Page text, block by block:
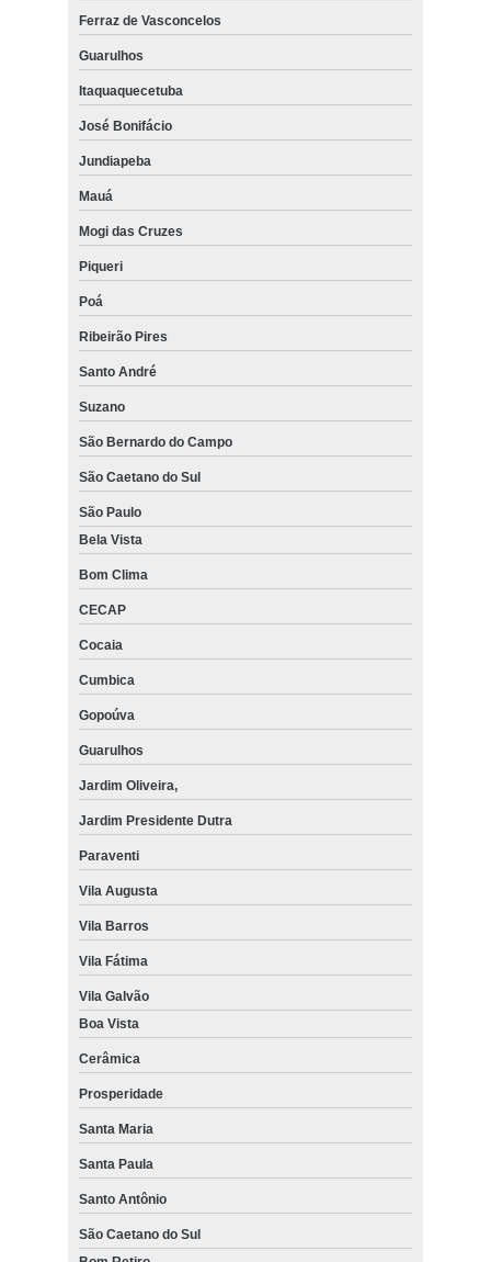
Ferraz de Vasconcelos
Guarulhos
Itaquaquecetuba
José Bonifácio
Jundiapeba
Mauá
Mogi das Cruzes
Piqueri
Poá
Ribeirão Pires
Santo André
Suzano
São Bernardo do Campo
São Caetano do Sul
São Paulo
Bela Vista
Bom Clima
CECAP
Cocaia
Cumbica
Gopoúva
Guarulhos
Jardim Oliveira,
Jardim Presidente Dutra
Paraventi
Vila Augusta
Vila Barros
Vila Fátima
Vila Galvão
Boa Vista
Cerâmica
Prosperidade
Santa Maria
Santa Paula
Santo Antônio
São Caetano do Sul